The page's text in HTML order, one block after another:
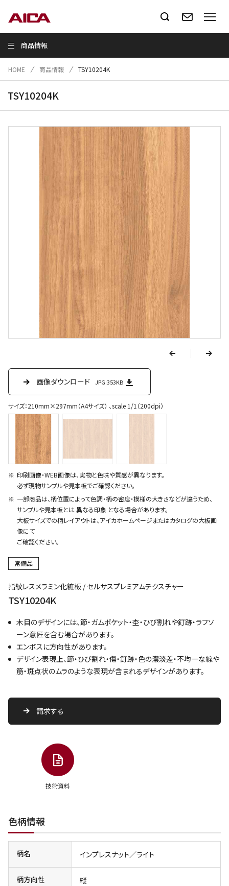
商品情報
HOME 商品情報 TSY10204K
TSY10204K
p
r
n
画像ダウンロード JPG:353KB
サイズ：210mm×297mm（A4サイズ） 、scale 1/1（200dpi）
画像ダウンロード JPG:119KB
画像ダウンロード JPG:196KB
印刷画像・WEB画像は、実物と色味や質感が異なります。
必ず現物サンプルや見本板でご確認ください。
一部商品は、柄位置によって色調・柄の密度・模様の大きさなどが違うため、
サンプルや見本板とは 異なる印象 となる場合があります。
大板サイズでの柄レイアウトは、アイカホームページまたはカタログの大板画
像にて
ご確認ください。
常備品
指紋レスメラミン化粧板 / セルサスプレミアムテクスチャー
TSY10204K
木目のデザインには、節・ガムポケット・杢・ひび割れや釘跡・ラフソ
ーン意匠を含む場合があります。
エンボスに方向性があります。
デザイン表現上、節・ひび割れ・傷・釘跡・色の濃淡差・不均一な線や
筋・斑点状のムラのような表現が含まれるデザインがあります。
請求する
技術資料
色柄情報
柄名 インプレスナット／ライト
柄方向性 縦